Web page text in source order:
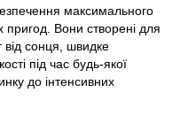
максимального
пригод. Вони створені для
від сонця, швидке
під час будь-якої
до інтенсивних